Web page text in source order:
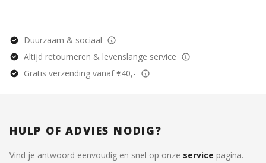
Duurzaam & sociaal
Altijd retourneren & levenslange service
Gratis verzending vanaf €40,-
HULP OF ADVIES NODIG?
Vind je antwoord eenvoudig en snel op onze service pagina.